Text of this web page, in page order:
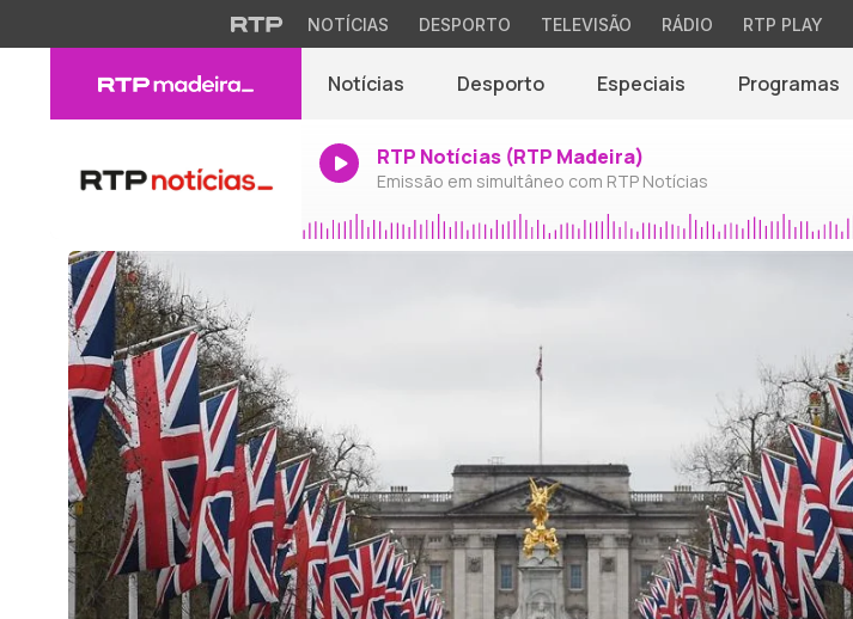
NOTÍCIAS DESPORTO TELEVISÃO RÁDIO RTP PLAY
Notícias Desporto Especiais Programas
RTP Notícias (RTP Madeira)
Emissão em simultâneo com RTP Notícias